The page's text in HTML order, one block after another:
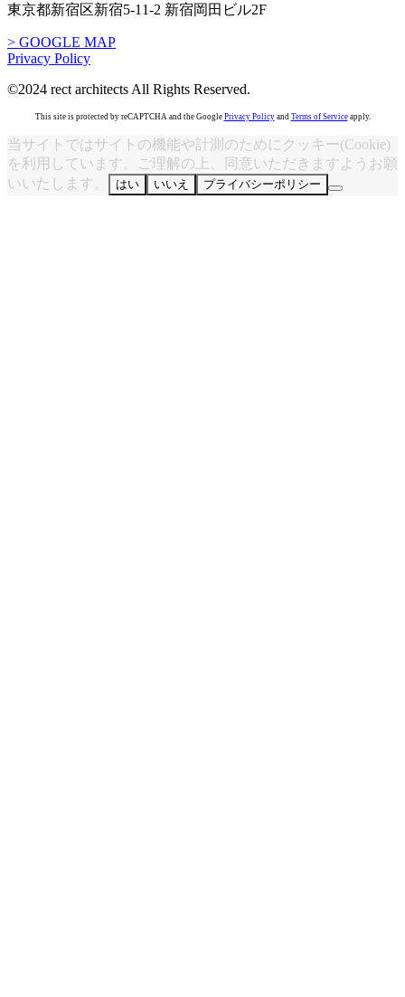
東京都新宿区新宿5-11-2 新宿岡田ビル2F
> GOOGLE MAP
Privacy Policy
©2024 rect architects All Rights Reserved.
This site is protected by reCAPTCHA and the Google Privacy Policyand Terms of Serviceapply.
当サイトではサイトの機能や計測のためにクッキー(Cookie)
を利用しています。ご理解の上、同意いただきますようお願
いいたします。
はい いいえ プライバシーポリシー